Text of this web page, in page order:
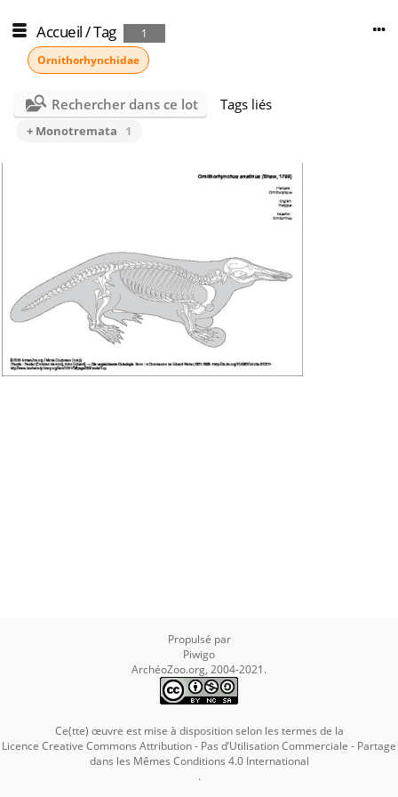
Accueil/Tag
1
Ornithorhynchidae
Rechercher dans ce lot Tags liés
+ Monotremata 1
Propulsé par
Piwigo
ArchéoZoo.org, 2004-2021.
Ce(tte) œuvre est mise à disposition selon les termes de la
Licence Creative Commons Attribution - Pas d’Utilisation Commerciale - Partage
dans les Mêmes Conditions 4.0 International
.